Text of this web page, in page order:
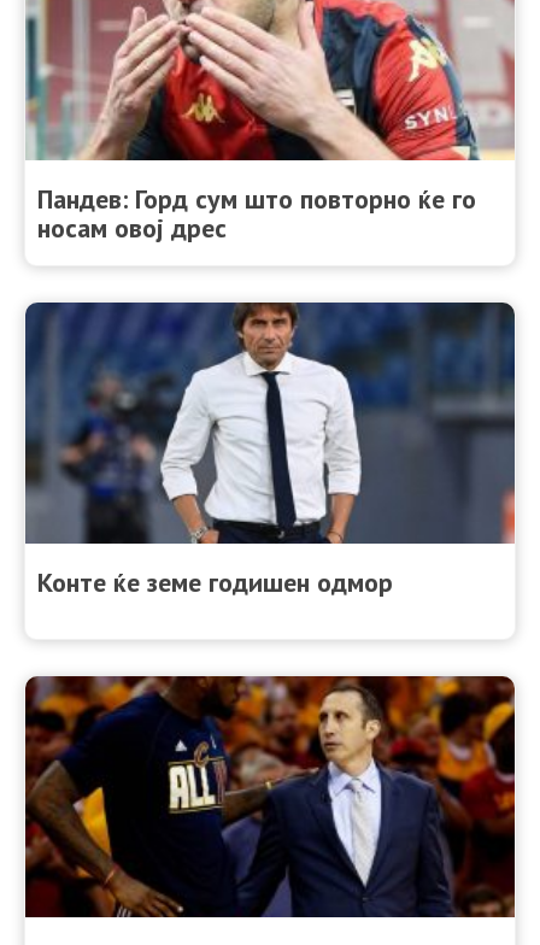
Пандев: Горд сум што повторно ќе го
носам овој дрес
Конте ќе земе годишен одмор